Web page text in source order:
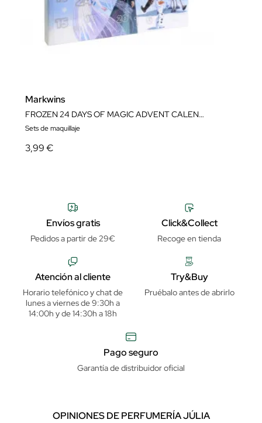
Markwins
FROZEN 24 DAYS OF MAGIC ADVENT CALENDARIO
Sets de maquillaje
3,99 €
Envíos gratis
Pedidos a partir de 29€
Click&Collect
Recoge en tienda
Atención al cliente
Horario telefónico y chat de
lunes a viernes de 9:30h a
14:00h y de 14:30h a 18h
Try&Buy
Pruébalo antes de abrirlo
Pago seguro
Garantía de distribuidor oficial
OPINIONES DE PERFUMERÍA JÚLIA